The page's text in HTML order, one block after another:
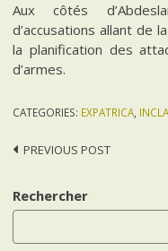
Aux côtés
d’accusations allant de
la planification des
d’armes.
CATEGORIES: EXPATRICA,
Post
PREVIOUS POST
Rechercher